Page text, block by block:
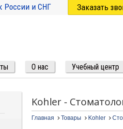
России и СНГ Заказать
О нас Учебный центр
Kohler -
Главная Товары Kohler